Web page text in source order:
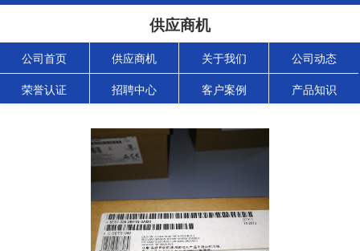
供应商机
公司首页 供应商机 关于我们 公司动态
荣誉认证 招聘中心 客户案例 产品知识